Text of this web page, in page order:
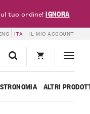
ITA IL MIO ACCOUNT
ALTRI
tuo ordine!IGNORA